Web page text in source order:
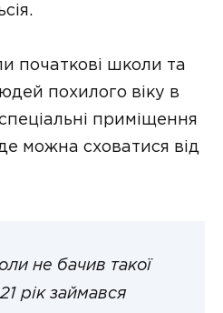
початкові школи та
похилого віку в
приміщення
можна сховатися від
не бачив такої
рік займався